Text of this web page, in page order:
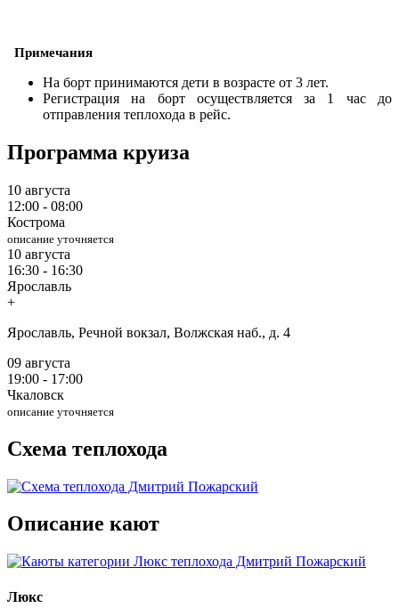
Примечания
На борт принимаются дети в возрасте от 3 лет.
Регистрация на борт осуществляется за 1 час до
отправления теплохода в рейс.
Программа круиза
10 августа
12:00 - 08:00
Кострома
описание уточняется
10 августа
16:30 - 16:30
Ярославль
+
Ярославль, Речной вокзал, Волжская наб., д. 4
09 августа
19:00 - 17:00
Чкаловск
описание уточняется
Схема теплохода
Описание кают
Люкс